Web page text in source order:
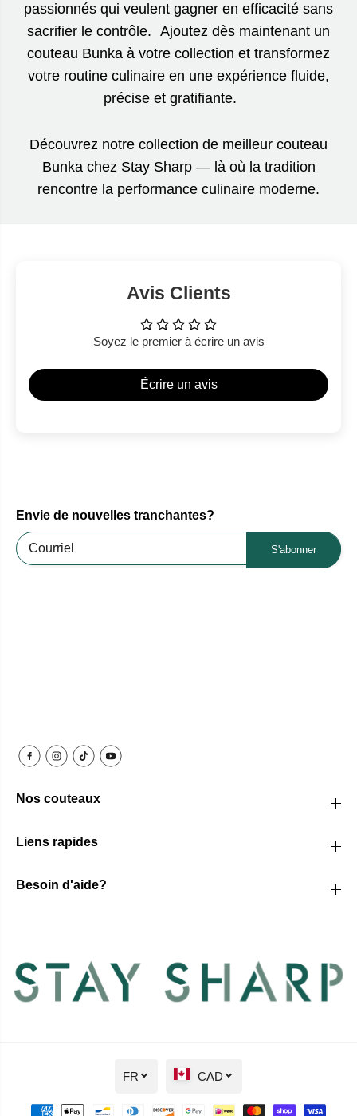
passionnés qui veulent gagner en efficacité sans
sacrifier le contrôle. Ajoutez dès maintenant un
couteau Bunka à votre collection et transformez
votre routine culinaire en une expérience fluide,
précise et gratifiante.
Découvrez notre collection de meilleur couteau
Bunka chez Stay Sharp — là où la tradition
rencontre la performance culinaire moderne.
Avis Clients
Soyez le premier à écrire un avis
Écrire un avis
Envie de nouvelles tranchantes?
S'abonner
Nos couteaux
Liens rapides
Besoin d'aide?
FR CAD